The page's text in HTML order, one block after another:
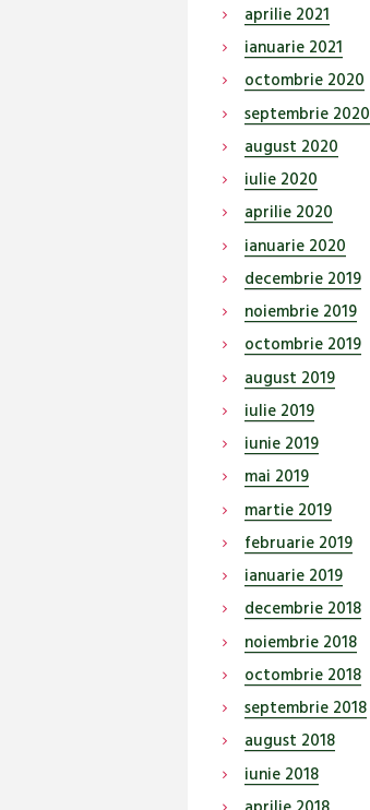
aprilie 2021
ianuarie 2021
octombrie 2020
septembrie 2020
august 2020
iulie 2020
aprilie 2020
ianuarie 2020
decembrie 2019
noiembrie 2019
octombrie 2019
august 2019
iulie 2019
iunie 2019
mai 2019
martie 2019
februarie 2019
ianuarie 2019
decembrie 2018
noiembrie 2018
octombrie 2018
septembrie 2018
august 2018
iunie 2018